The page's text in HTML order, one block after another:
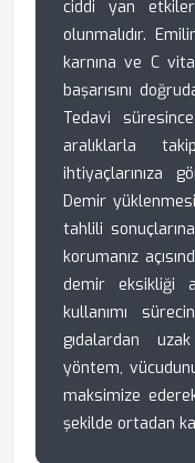
ciddi yan
olunmalıdır.
karnına ve C
başarısını
Tedavi
aralıklarla
ihtiyaçlarınıza
Demir
tahlili
korumanız
demir eksikliği
kullanımı
gıdalardan
yöntem,
maksimize
şekilde ortadan